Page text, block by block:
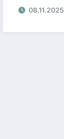
08.11.2025